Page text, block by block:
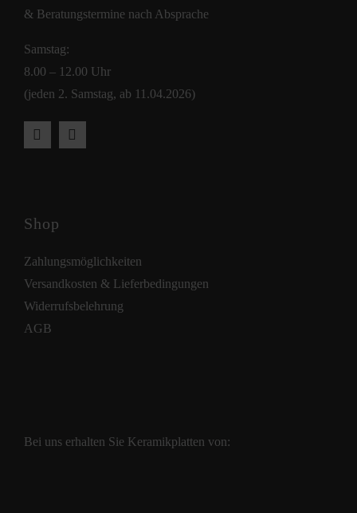
& Beratungstermine nach Absprache
Samstag:
8.00 – 12.00 Uhr
(jeden 2. Samstag, ab 11.04.2026)
Shop
Zahlungsmöglichkeiten
Versandkosten & Lieferbedingungen
Widerrufsbelehrung
AGB
Bei uns erhalten Sie Keramikplatten von: